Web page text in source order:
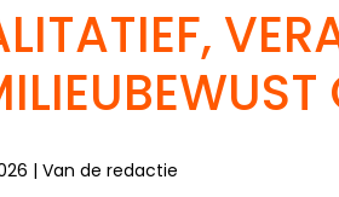
| Van de redactie